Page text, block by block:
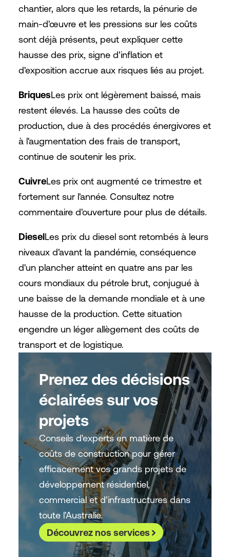
chantier, alors que les retards, la pénurie de
main-d'œuvre et les pressions sur les coûts
sont déjà présents, peut expliquer cette
hausse des prix, signe d'inflation et
d'exposition accrue aux risques liés au projet.
BriquesLes prix ont légèrement baissé, mais
restent élevés. La hausse des coûts de
production, due à des procédés énergivores et
à l'augmentation des frais de transport,
continue de soutenir les prix.
CuivreLes prix ont augmenté ce trimestre et
fortement sur l'année. Consultez notre
commentaire d'ouverture pour plus de détails.
DieselLes prix du diesel sont retombés à leurs
niveaux d'avant la pandémie, conséquence
d'un plancher atteint en quatre ans par les
cours mondiaux du pétrole brut, conjugué à
une baisse de la demande mondiale et à une
hausse de la production. Cette situation
engendre un léger allègement des coûts de
transport et de logistique.
Prenez des décisions
éclairées sur vos
projets
Conseils d'experts en matière de
coûts de construction pour gérer
efficacement vos grands projets de
développement résidentiel,
commercial et d'infrastructures dans
toute l'Australie.
Découvrez nos services